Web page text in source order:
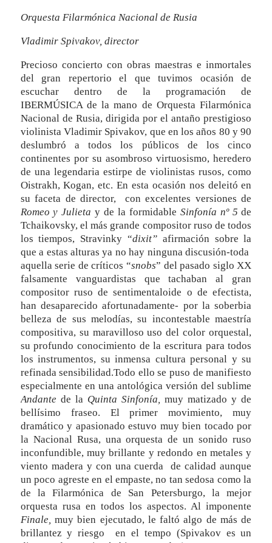
Orquesta Filarmónica Nacional de Rusia
Vladimir Spivakov, director
Precioso concierto con obras maestras e inmortales
del gran repertorio el que tuvimos ocasión de
escuchar dentro de la programación de
IBERMÚSICA de la mano de Orquesta Filarmónica
Nacional de Rusia, dirigida por el antaño prestigioso
violinista Vladimir Spivakov, que en los años 80 y 90
deslumbró a todos los públicos de los cinco
continentes por su asombroso virtuosismo, heredero
de una legendaria estirpe de violinistas rusos, como
Oistrakh, Kogan, etc. En esta ocasión nos deleitó en
su faceta de director, con excelentes versiones de
Romeo y Julieta y de la formidable Sinfonía nº 5 de
Tchaikovsky, el más grande compositor ruso de todos
los tiempos, Stravinky “dixit” afirmación sobre la
que a estas alturas ya no hay ninguna discusión-toda
aquella serie de críticos “snobs” del pasado siglo XX
falsamente vanguardistas que tachaban al gran
compositor ruso de sentimentaloide o de efectista,
han desaparecido afortunadamente- por la soberbia
belleza de sus melodías, su incontestable maestría
compositiva, su maravilloso uso del color orquestal,
su profundo conocimiento de la escritura para todos
los instrumentos, su inmensa cultura personal y su
refinada sensibilidad.Todo ello se puso de manifiesto
especialmente en una antológica versión del sublime
Andante de la Quinta Sinfonía, muy matizado y de
bellísimo fraseo. El primer movimiento, muy
dramático y apasionado estuvo muy bien tocado por
la Nacional Rusa, una orquesta de un sonido ruso
inconfundible, muy brillante y redondo en metales y
viento madera y con una cuerda de calidad aunque
un poco agreste en el empaste, no tan sedosa como la
de la Filarmónica de San Petersburgo, la mejor
orquesta rusa en todos los aspectos. Al imponente
Finale, muy bien ejecutado, le faltó algo de más de
brillantez y riesgo en el tempo (Spivakov es un